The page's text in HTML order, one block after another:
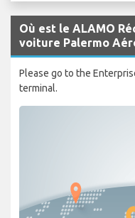
Où est le ALAMO
voiture Palermo
Please go to the
terminal.